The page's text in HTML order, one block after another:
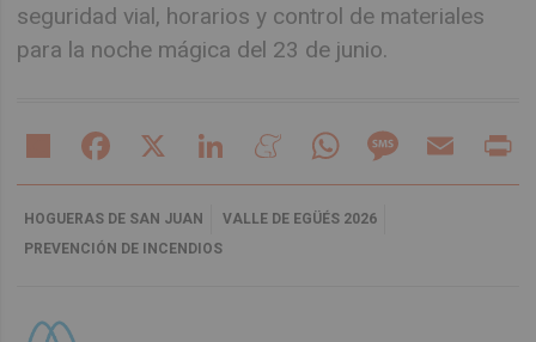
seguridad vial, horarios y control de materiales
para la noche mágica del 23 de junio.
Share Facebook LinkedIn MeneameWhatsAppMessageEmail
HOGUERAS DE SAN JUAN
VALLE DE EGÜÉS 2026
PREVENCIÓN DE INCENDIOS